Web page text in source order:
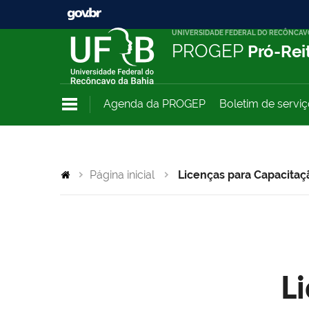
UNIVERSIDADE FEDERAL DO
PROGEP Pró-
Agenda da PROGEP Boletim de
Página inicial Licenças para